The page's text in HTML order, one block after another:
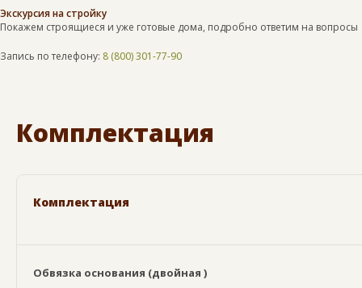
Экскурсия на стройку
Покажем строящиеся и уже готовые дома, подробно ответим на вопросы
Запись по телефону: 8 (800) 301-77-90
Комплектация
Комплектация
Обвязка основания (двойная )